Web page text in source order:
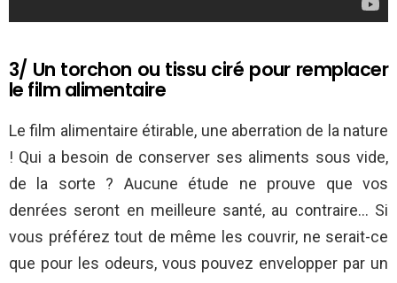
3/ Un torchon ou tissu ciré pour remplacer
le film alimentaire
Le film alimentaire étirable, une aberration de la nature
! Qui a besoin de conserver ses aliments sous vide,
de la sorte ? Aucune étude ne prouve que vos
denrées seront en meilleure santé, au contraire… Si
vous préférez tout de même les couvrir, ne serait-ce
que pour les odeurs, vous pouvez envelopper par un